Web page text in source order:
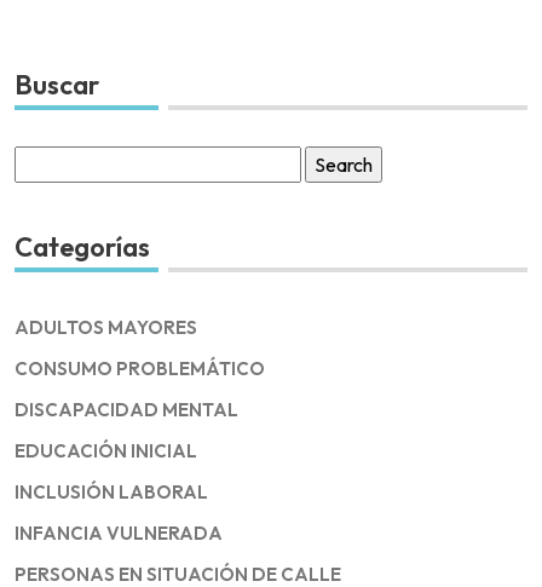
Buscar
for:
Categorías
ADULTOS MAYORES
CONSUMO PROBLEMÁTICO
DISCAPACIDAD MENTAL
EDUCACIÓN INICIAL
INCLUSIÓN LABORAL
INFANCIA VULNERADA
PERSONAS EN SITUACIÓN DE CALLE